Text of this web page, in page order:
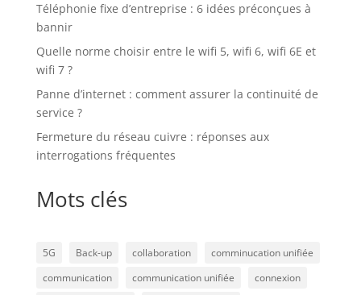
Téléphonie fixe d’entreprise : 6 idées préconçues à
bannir
Quelle norme choisir entre le wifi 5, wifi 6, wifi 6E et
wifi 7 ?
Panne d’internet : comment assurer la continuité de
service ?
Fermeture du réseau cuivre : réponses aux
interrogations fréquentes
Mots clés
5G Back-up collaboration
comminucation unifiée
communication
communication unifiée
connexion